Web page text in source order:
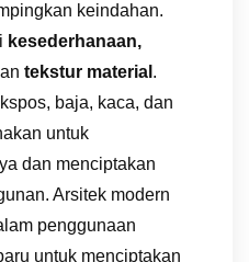
keindahan.
kesederhanaan,
tekstur material .
baja, kaca, dan
untuk
dan menciptakan
Arsitek modern
penggunaan
untuk menciptakan